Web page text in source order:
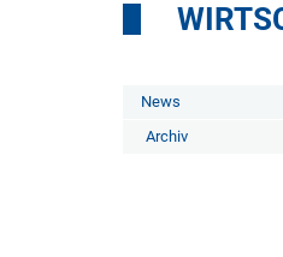
News
Archiv